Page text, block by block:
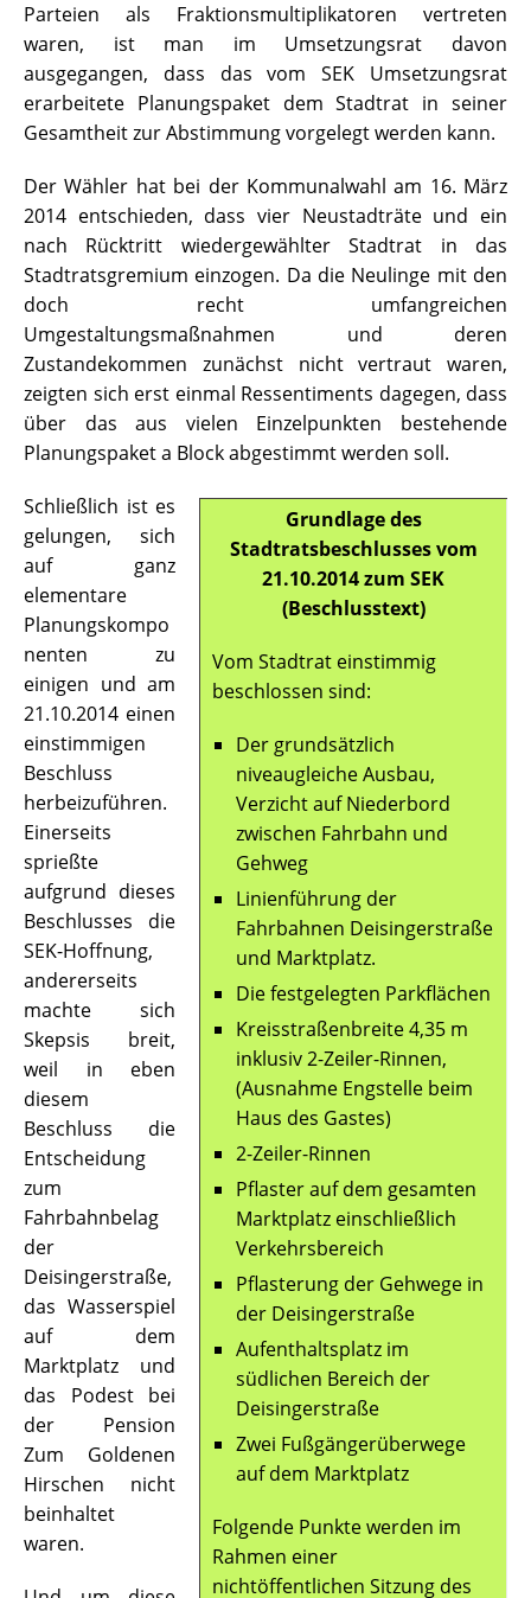
Parteien als Fraktionsmultiplikatoren vertreten
waren, ist man im Umsetzungsrat davon
ausgegangen, dass das vom SEK Umsetzungsrat
erarbeitete Planungspaket dem Stadtrat in seiner
Gesamtheit zur Abstimmung vorgelegt werden kann.
Der Wähler hat bei der Kommunalwahl am 16. März
2014 entschieden, dass vier Neustadträte und ein
nach Rücktritt wiedergewählter Stadtrat in das
Stadtratsgremium einzogen. Da die Neulinge mit den
doch recht umfangreichen
Umgestaltungsmaßnahmen und deren
Zustandekommen zunächst nicht vertraut waren,
zeigten sich erst einmal Ressentiments dagegen, dass
über das aus vielen Einzelpunkten bestehende
Planungspaket a Block abgestimmt werden soll.
Grundlage des
Stadtratsbeschlusses vom
21.10.2014 zum SEK
(Beschlusstext)
Vom Stadtrat einstimmig
beschlossen sind:
Der grundsätzlich
niveaugleiche Ausbau,
Verzicht auf Niederbord
zwischen Fahrbahn und
Gehweg
Linienführung der
Fahrbahnen Deisingerstraße
und Marktplatz.
Die festgelegten Parkflächen
Kreisstraßenbreite 4,35 m
inklusiv 2-Zeiler-Rinnen,
(Ausnahme Engstelle beim
Haus des Gastes)
2-Zeiler-Rinnen
Pflaster auf dem gesamten
Marktplatz einschließlich
Verkehrsbereich
Pflasterung der Gehwege in
der Deisingerstraße
Aufenthaltsplatz im
südlichen Bereich der
Deisingerstraße
Zwei Fußgängerüberwege
auf dem Marktplatz
Folgende Punkte werden im
Rahmen einer
nichtöffentlichen Sitzung des
Schließlich ist es
gelungen, sich
auf ganz
elementare
Planungskompo
nenten zu
einigen und am
21.10.2014 einen
einstimmigen
Beschluss
herbeizuführen.
Einerseits
sprießte
aufgrund dieses
Beschlusses die
SEK-Hoffnung,
andererseits
machte sich
Skepsis breit,
weil in eben
diesem
Beschluss die
Entscheidung
zum
Fahrbahnbelag
der
Deisingerstraße,
das Wasserspiel
auf dem
Marktplatz und
das Podest bei
der Pension
Zum Goldenen
Hirschen nicht
beinhaltet
waren.